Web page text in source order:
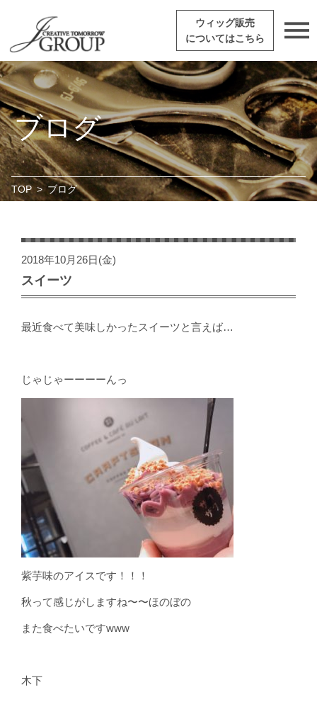
ウィッグ販売
についてはこちら
ブログ
TOP > ブログ
2018年10月26日(金)
スイーツ
最近食べて美味しかったスイーツと言えば…
じゃじゃーーーーんっ
紫芋味のアイスです！！！
秋って感じがしますね〜〜ほのぼの
また食べたいですwww
木下